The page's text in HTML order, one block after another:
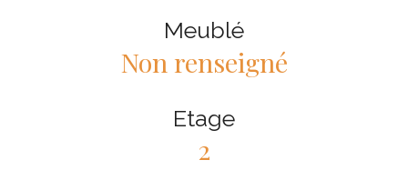
Meublé
Non renseigné
Etage
2